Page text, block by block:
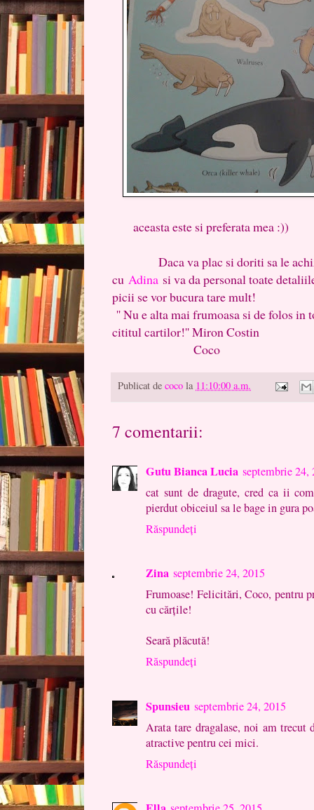
aceasta este si preferata mea :))
Daca va plac si doriti sa le
cu Adina si va da personal toate
picii se vor bucura tare mult!
'' Nu e alta mai frumoasa si de folos in
cititul cartilor!'' Miron Costin
Coco
Publicat de coco la 11:10:00 a.m.
7 comentarii:
Gutu Bianca Lucia septembrie 24,
cat sunt de dragute, cred ca ii
pierdut obiceiul sa le bage in gura
Răspundeți
Zina septembrie 24, 2015
Frumoase! Felicitări, Coco, pentru
cu cărțile!
Seară plăcută!
Răspundeți
Spunsieu septembrie 24, 2015
Arata tare dragalase, noi am
atractive pentru cei mici.
Răspundeți